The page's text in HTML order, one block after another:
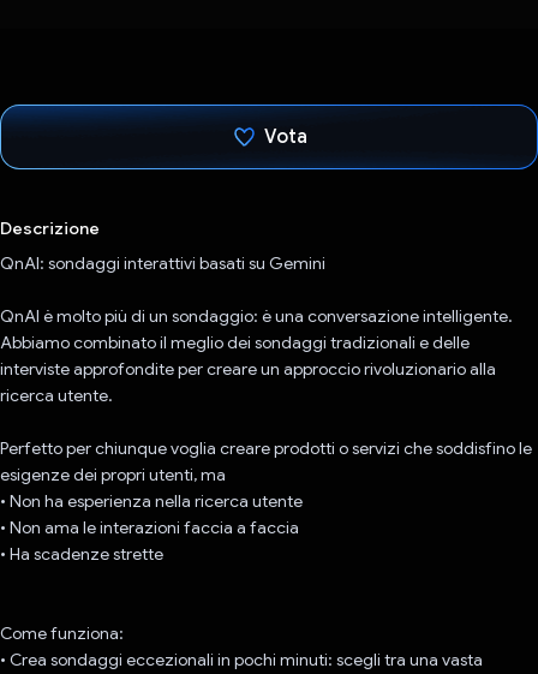
Vota
Descrizione
QnAI: sondaggi interattivi basati su Gemini
QnAI è molto più di un sondaggio: è una conversazione intelligente.
Abbiamo combinato il meglio dei sondaggi tradizionali e delle
interviste approfondite per creare un approccio rivoluzionario alla
ricerca utente.
Perfetto per chiunque voglia creare prodotti o servizi che soddisfino le
esigenze dei propri utenti, ma
• Non ha esperienza nella ricerca utente
• Non ama le interazioni faccia a faccia
• Ha scadenze strette
Come funziona:
• Crea sondaggi eccezionali in pochi minuti: scegli tra una vasta